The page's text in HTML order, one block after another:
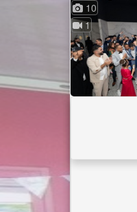
10
1